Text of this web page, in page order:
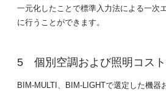
一元化したことで標準入力法による一次
に行うことができます。
個別空調および照明コス
BIM-MULTI、BIM-LIGHTで選定した機器